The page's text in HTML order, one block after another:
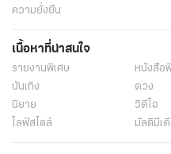
ความยั่งยืน
เนื้อหาที่น่าสนใจ
รายงานพิเศษ หนังสือ
บันเทิง
ดวง
นิยาย
วิดีโอ
ไลฟ์สไตล์
มัลติมีเ